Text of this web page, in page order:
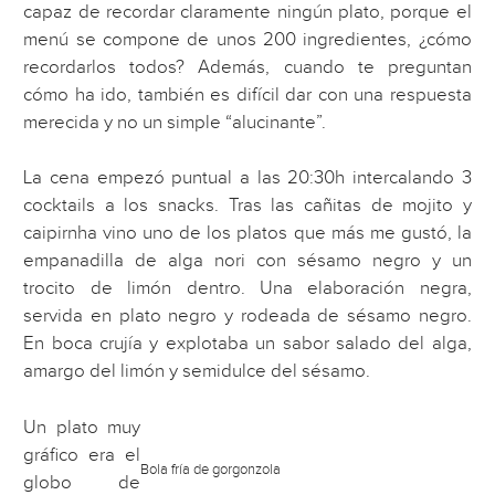
capaz de recordar claramente ningún plato, porque el
menú se compone de unos 200 ingredientes, ¿cómo
recordarlos todos? Además, cuando te preguntan
cómo ha ido, también es difícil dar con una respuesta
merecida y no un simple “alucinante”.
La cena empezó puntual a las 20:30h intercalando 3
cocktails a los snacks. Tras las cañitas de mojito y
caipirnha vino uno de los platos que más me gustó, la
empanadilla de alga nori con sésamo negro y un
trocito de limón dentro. Una elaboración negra,
servida en plato negro y rodeada de sésamo negro.
En boca crujía y explotaba un sabor salado del alga,
amargo del limón y semidulce del sésamo.
Bola fría de gorgonzola
Un plato muy
gráfico era el
globo de